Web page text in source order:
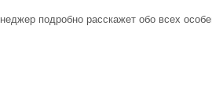
подробно расскажет обо всех